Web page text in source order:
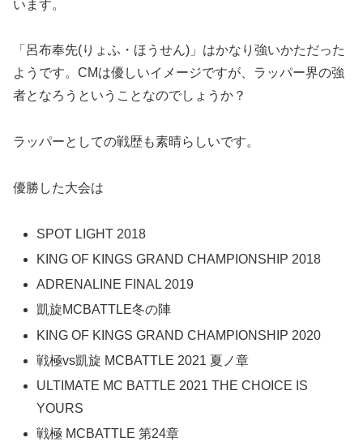
います。
「呂布奉先(りょふ・ほうせん)」はかなり強いかただった
ようです。CMは優しいイメージですが、ラッパー界の強
者となろうということなのでしょうか？
ラッパーとしての戦歴も素晴らしいです。
優勝した大会は
SPOT LIGHT 2018
KING OF KINGS GRAND CHAMPIONSHIP 2018
ADRENALINE FINAL 2019
凱旋MCBATTLE冬の陣
KING OF KINGS GRAND CHAMPIONSHIP 2020
戦極vs凱旋 MCBATTLE 2021 夏ノ章
ULTIMATE MC BATTLE 2021 THE CHOICE IS
YOURS
戦極 MCBATTLE 第24章